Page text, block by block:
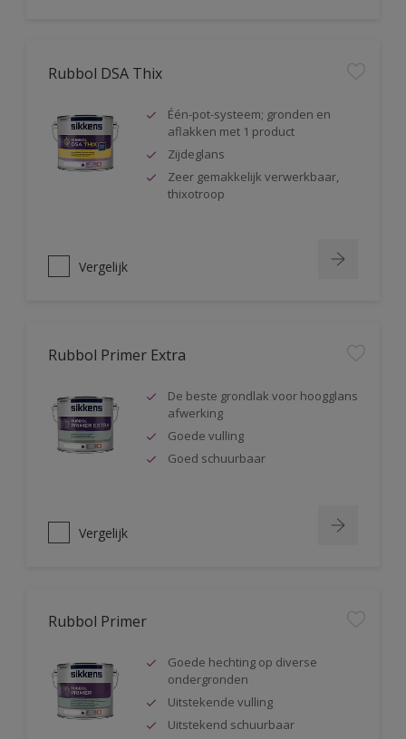
Rubbol DSA Thix
Één-pot-systeem; gronden en
aflakken met 1 product
Zijdeglans
Zeer gemakkelijk verwerkbaar,
thixotroop
Vergelijk
Rubbol Primer Extra
De beste grondlak voor hoogglans
afwerking
Goede vulling
Goed schuurbaar
Vergelijk
Rubbol Primer
Goede hechting op diverse
ondergronden
Uitstekende vulling
Uitstekend schuurbaar